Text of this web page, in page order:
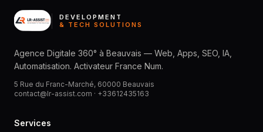
DEVELOPMENT
& TECH SOLUTIONS
Agence Digitale 360° à Beauvais — Web, Apps, SEO, IA,
Automatisation. Activateur France Num.
5 Rue du Franc-Marché, 60000 Beauvais
contact@lr-assist.com · +33612435163
Services